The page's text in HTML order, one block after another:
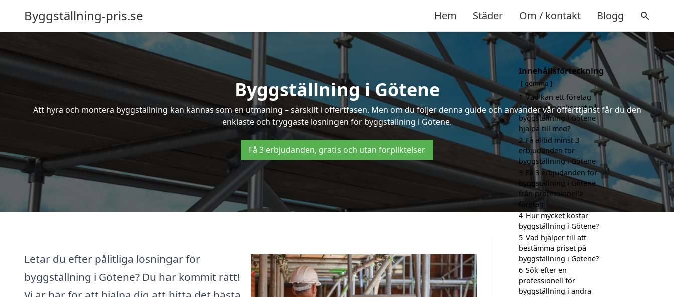
Byggställning-pris.se Hem Städer Om / kontakt Blogg
Byggställning i Götene
Att hyra och montera byggställning kan kännas som en utmaning – särskilt i offertfasen. Men om du följer denna guide och använder vår offerttjänst får du den
enklaste och tryggaste lösningen för byggställning i Götene.
Få 3 erbjudanden, gratis och utan förpliktelser
Letar du efter pålitliga lösningar för
byggställning i Götene? Du har kommit rätt!
Innehållsförteckning
gömma
1 Vad kan ett företag
som är specialiserat på
byggställning i Götene
hjälpa till med?
2 Få alltid minst 3
erbjudanden för
byggställning i Götene
3 Få 3 erbjudanden för
byggställning i Götene
från professionella
företag
4 Hur mycket kostar
byggställning i Götene?
5 Vad hjälper till att
bestämma priset på
byggställning i Götene?
6 Sök efter en
professionell för
byggställning i andra